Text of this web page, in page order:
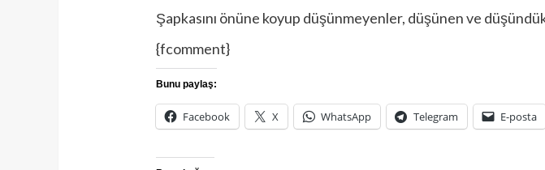
Şapkasını önüne koyup düşünmeyenler, düşünen ve
{fcomment}
Bunu paylaş:
Facebook X WhatsApp Telegram E-posta